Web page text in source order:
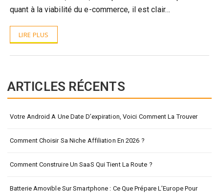
quant à la viabilité du e-commerce, il est clair…
LIRE PLUS
ARTICLES RÉCENTS
Votre Android A Une Date D’expiration, Voici Comment La Trouver
Comment Choisir Sa Niche Affiliation En 2026 ?
Comment Construire Un SaaS Qui Tient La Route ?
Batterie Amovible Sur Smartphone : Ce Que Prépare L’Europe Pour